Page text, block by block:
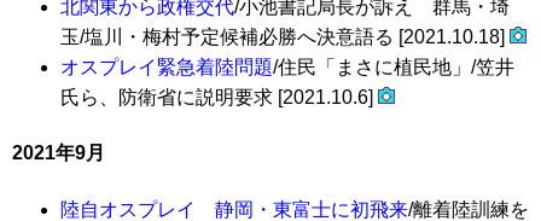
北関東から政権交代/小池書記局長が訴え 群馬・埼
玉/塩川・梅村予定候補必勝へ決意語る [2021.10.18]
オスプレイ緊急着陸問題/住民「まさに植民地」/笠井
氏ら、防衛省に説明要求 [2021.10.6]
2021年9月
陸自オスプレイ 静岡・東富士に初飛来/離着陸訓練を